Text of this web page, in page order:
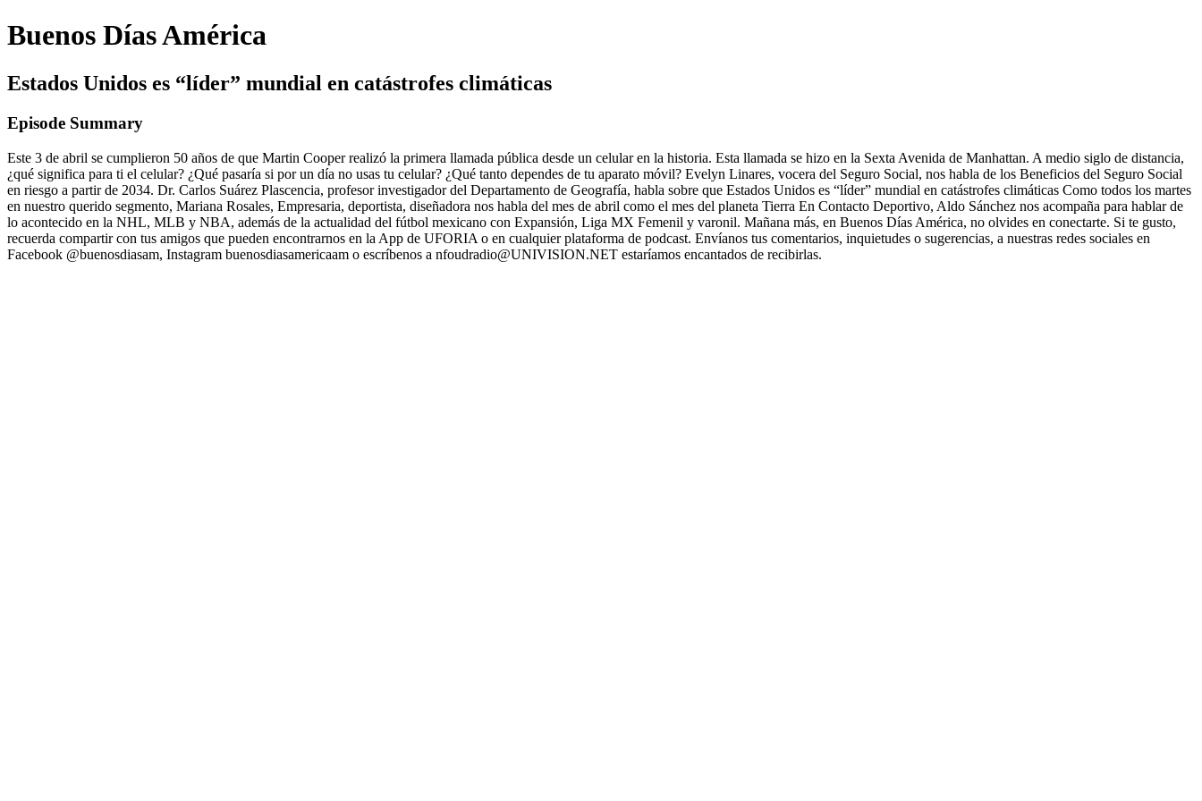
Buenos Días América
Estados Unidos es “líder” mundial en catástrofes climáticas
Episode Summary
Este 3 de abril se cumplieron 50 años de que Martin Cooper realizó la primera llamada pública desde un celular en la historia. Esta llamada se hizo en la Sexta Avenida de Manhattan. A medio siglo de distancia,
¿qué significa para ti el celular? ¿Qué pasaría si por un día no usas tu celular? ¿Qué tanto dependes de tu aparato móvil? Evelyn Linares, vocera del Seguro Social, nos habla de los Beneficios del Seguro Social
en riesgo a partir de 2034. Dr. Carlos Suárez Plascencia, profesor investigador del Departamento de Geografía, habla sobre que Estados Unidos es “líder” mundial en catástrofes climáticas Como todos los martes
en nuestro querido segmento, Mariana Rosales, Empresaria, deportista, diseñadora nos habla del mes de abril como el mes del planeta Tierra En Contacto Deportivo, Aldo Sánchez nos acompaña para hablar de
lo acontecido en la NHL, MLB y NBA, además de la actualidad del fútbol mexicano con Expansión, Liga MX Femenil y varonil. Mañana más, en Buenos Días América, no olvides en conectarte. Si te gusto,
recuerda compartir con tus amigos que pueden encontrarnos en la App de UFORIA o en cualquier plataforma de podcast. Envíanos tus comentarios, inquietudes o sugerencias, a nuestras redes sociales en
Facebook @buenosdiasam, Instagram buenosdiasamericaam o escríbenos a nfoudradio@UNIVISION.NET estaríamos encantados de recibirlas.